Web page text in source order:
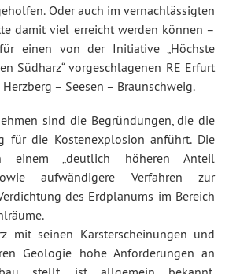
Oder auch im vernachlässigten
damit viel erreicht werden können –
einen von der Initiative „Höchste
Südharz“ vorgeschlagenen RE Erfurt
– Seesen – Braunschweig.
sind die Begründungen, die die
für die Kostenexplosion anführt. Die
„deutlich höheren Anteil
aufwändigere Verfahren zur
des Erdplanums im Bereich
mit seinen Karsterscheinungen und
Geologie hohe Anforderungen an